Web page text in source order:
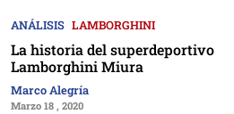
ANÁLISIS LAMBORGHINI
La historia del superdeportivo
Lamborghini Miura
Marco Alegría
Marzo 18 , 2020